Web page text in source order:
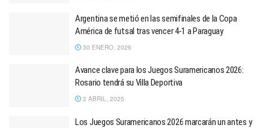
Argentina se metió en las semifinales de la Copa
América de futsal tras vencer 4-1 a Paraguay
30 ENERO, 2026
Avance clave para los Juegos Suramericanos 2026:
Rosario tendrá su Villa Deportiva
2 ABRIL, 2025
Los Juegos Suramericanos 2026 marcarán un antes y